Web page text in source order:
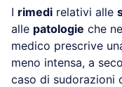
I rimedi relativi alle
alle patologie che
medico prescrive
meno intensa, a
caso di sudorazioni